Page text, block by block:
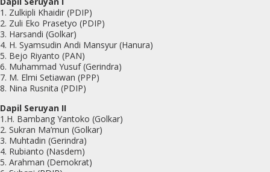
1. Zulkipli Khaidir (PDIP)
2. Zuli Eko Prasetyo (PDIP)
3. Harsandi (Golkar)
4. H. Syamsudin Andi Mansyur (Hanura)
5. Bejo Riyanto (PAN)
6. Muhammad Yusuf (Gerindra)
7. M. Elmi Setiawan (PPP)
8. Nina Rusnita (PDIP)
Dapil Seruyan II
1.H. Bambang Yantoko (Golkar)
2. Sukran Ma’mun (Golkar)
3. Muhtadin (Gerindra)
4. Rubianto (Nasdem)
5. Arahman (Demokrat)